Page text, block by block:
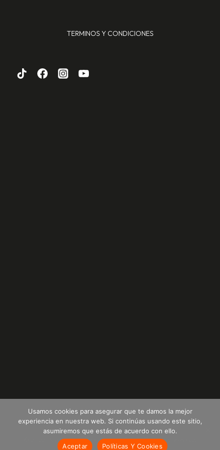
TERMINOS Y CONDICIONES
© 2022 Plastempack De Colombia S.A.S -Todos los derechos
Usamos cookies para asegurar que te damos la mejor
experiencia en nuestra web. Si continúas usando este sitio,
asumiremos que estás de acuerdo con ello.
Aceptar
Políticas Y Cookies